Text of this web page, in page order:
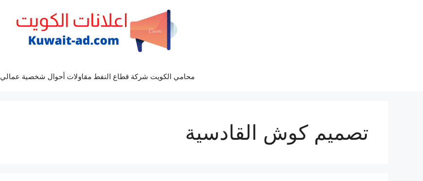
محامي الكويت شركة قطاع النفط مقاولات أحوال شخصية عمالي
تصميم كوش القادسية